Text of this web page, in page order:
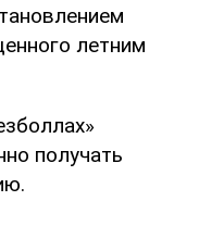
летним
получать